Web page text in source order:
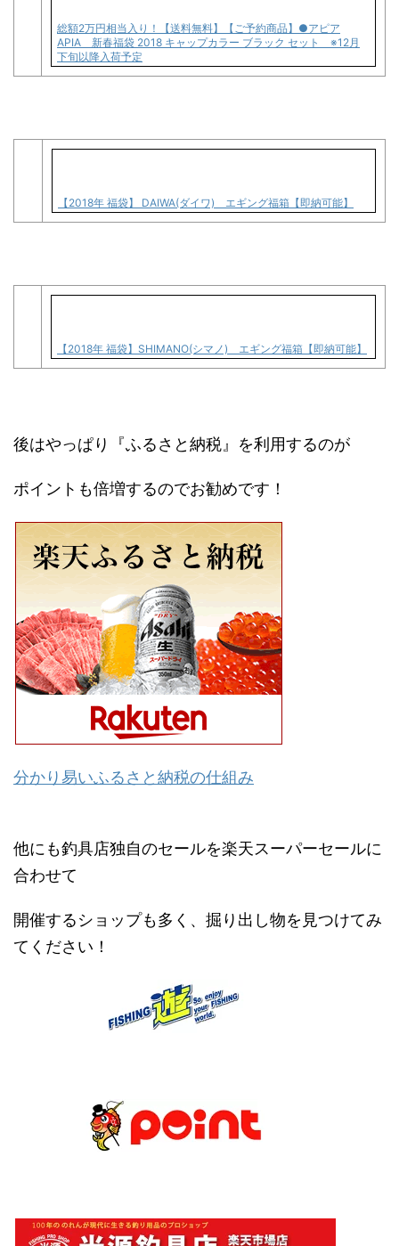
総額2万円相当入り！【送料無料】【ご予約商品】●アピア
APIA 新春福袋 2018 キャップカラー ブラック セット ※12月
下旬以降入荷予定
【2018年 福袋】 DAIWA(ダイワ) エギング福箱【即納可能】
【2018年 福袋】SHIMANO(シマノ) エギング福箱【即納可能】
後はやっぱり『ふるさと納税』を利用するのが
ポイントも倍増するのでお勧めです！
分かり易いふるさと納税の仕組み
他にも釣具店独自のセールを楽天スーパーセールに
合わせて
開催するショップも多く、掘り出し物を見つけてみ
てください！